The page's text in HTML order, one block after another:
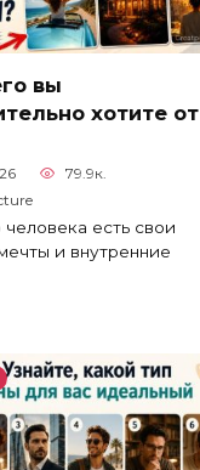
вы
хотите от
79.9к.
есть свои
и внутренние